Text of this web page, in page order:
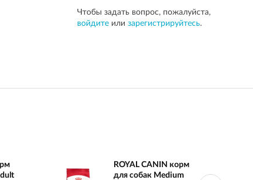
Чтобы задать вопрос, пожалуйста,
войдите или зарегистрируйтесь.
ROYAL CANIN корм
для собак Medium